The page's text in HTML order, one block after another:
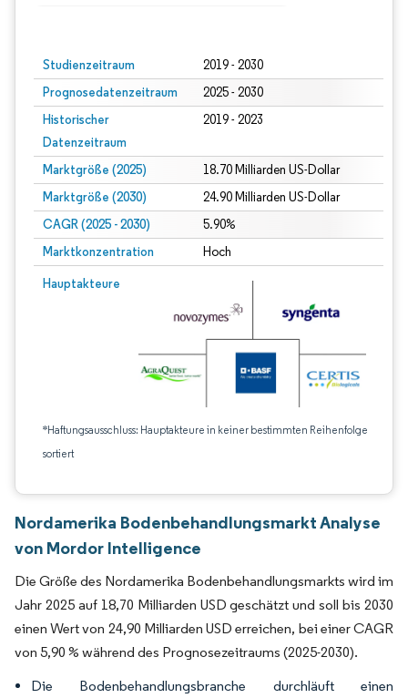
Studienzeitraum 2019 - 2030
Prognosedatenzeitraum 2025 - 2030
Historischer
Datenzeitraum
2019 - 2023
Marktgröße (2025) 18.70 Milliarden US-Dollar
Marktgröße (2030) 24.90 Milliarden US-Dollar
CAGR (2025 - 2030) 5.90%
Marktkonzentration Hoch
Hauptakteure
*Haftungsausschluss: Hauptakteure in keiner bestimmten Reihenfolge
sortiert
Nordamerika Bodenbehandlungsmarkt Analyse
von Mordor Intelligence
Die Größe des Nordamerika Bodenbehandlungsmarkts wird im
Jahr 2025 auf 18,70 Milliarden USD geschätzt und soll bis 2030
einen Wert von 24,90 Milliarden USD erreichen, bei einer CAGR
von 5,90 % während des Prognosezeitraums (2025-2030).
Die Bodenbehandlungsbranche durchläuft einen